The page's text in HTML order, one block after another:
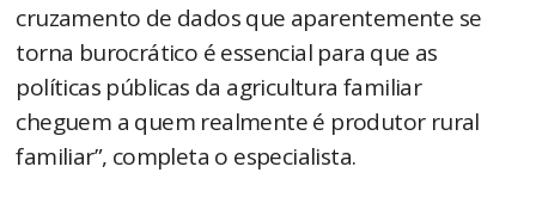
cruzamento de dados que aparentemente se
torna burocrático é essencial para que as
políticas públicas da agricultura familiar
cheguem a quem realmente é produtor rural
familiar”, completa o especialista.